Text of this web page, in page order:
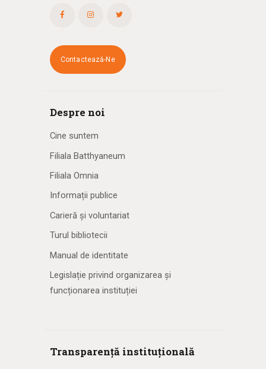
Contactează-Ne
Despre noi
Cine suntem
Filiala Batthyaneum
Filiala Omnia
Informații publice
Carieră și voluntariat
Turul bibliotecii
Manual de identitate
Legislație privind organizarea și
funcționarea instituției
Transparență instituțională